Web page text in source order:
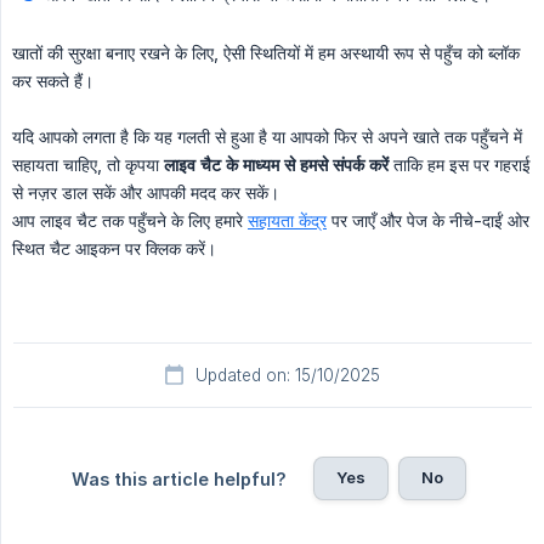
खातों की सुरक्षा बनाए रखने के लिए, ऐसी स्थितियों में हम अस्थायी रूप से पहुँच को ब्लॉक
कर सकते हैं।
यदि आपको लगता है कि यह गलती से हुआ है या आपको फिर से अपने खाते तक पहुँचने में
सहायता चाहिए, तो कृपयालाइव चैट के माध्यम से हमसे संपर्क करेंताकि हम इस पर गहराई
से नज़र डाल सकें और आपकी मदद कर सकें।
आप लाइव चैट तक पहुँचने के लिए हमारेसहायता केंद्रपर जाएँ और पेज के नीचे-दाईं ओर
स्थित चैट आइकन पर क्लिक करें।
Updated on: 15/10/2025
Was this article helpful? Yes No